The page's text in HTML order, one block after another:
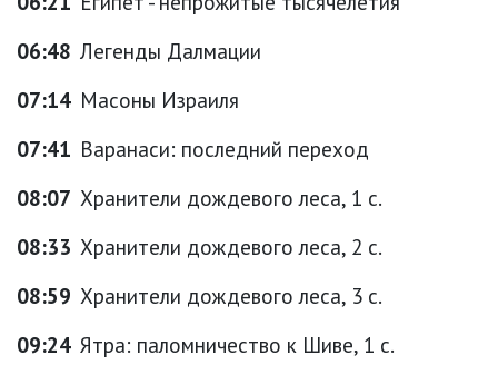
06:48 Легенды Далмации
07:14 Масоны Израиля
07:41 Варанаси: последний переход
08:07 Хранители дождевого леса, 1 с.
08:33 Хранители дождевого леса, 2 с.
08:59 Хранители дождевого леса, 3 с.
09:24 Ятра: паломничество к Шиве, 1 с.